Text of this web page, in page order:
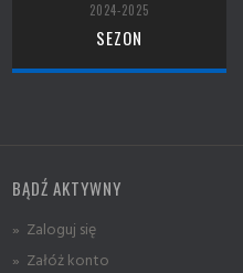
2024-2025
SEZON
BĄDŹ AKTYWNY
» Zaloguj się
» Załóż konto